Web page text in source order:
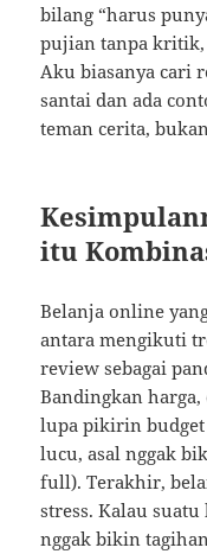
bilang “harus
pujian tanpa
Aku biasanya cari
santai dan ada
teman cerita,
itu
Belanja online
antara mengikuti
review sebagai
Bandingkan
lupa pikirin budget
lucu, asal nggak
full). Terakhir,
stress. Kalau
nggak bikin